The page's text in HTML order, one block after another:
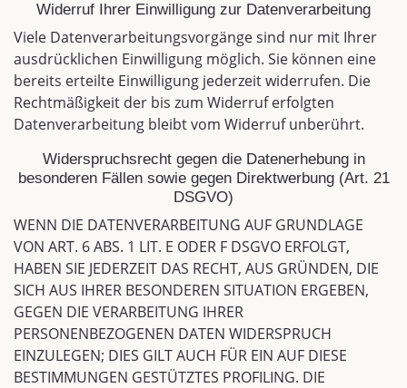
Widerruf Ihrer Einwilligung zur Datenverarbeitung
Viele Datenverarbeitungsvorgänge sind nur mit Ihrer
ausdrücklichen Einwilligung möglich. Sie können eine
bereits erteilte Einwilligung jederzeit widerrufen. Die
Rechtmäßigkeit der bis zum Widerruf erfolgten
Datenverarbeitung bleibt vom Widerruf unberührt.
Widerspruchsrecht gegen die Datenerhebung in
besonderen Fällen sowie gegen Direktwerbung (Art. 21
DSGVO)
WENN DIE DATENVERARBEITUNG AUF GRUNDLAGE
VON ART. 6 ABS. 1 LIT. E ODER F DSGVO ERFOLGT,
HABEN SIE JEDERZEIT DAS RECHT, AUS GRÜNDEN, DIE
SICH AUS IHRER BESONDEREN SITUATION ERGEBEN,
GEGEN DIE VERARBEITUNG IHRER
PERSONENBEZOGENEN DATEN WIDERSPRUCH
EINZULEGEN; DIES GILT AUCH FÜR EIN AUF DIESE
BESTIMMUNGEN GESTÜTZTES PROFILING. DIE